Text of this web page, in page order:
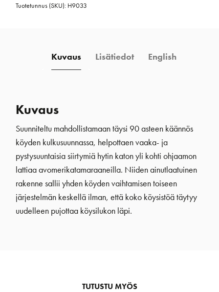
mm
Tuotetunnus (SKU): H9033
Kuvaus Lisätiedot English
Kuvaus
Suunniteltu mahdollistamaan täysi 90 asteen käännös
köyden kulkusuunnassa, helpottaen vaaka- ja
pystysuuntaisia siirtymiä hytin katon yli kohti ohjaamon
lattiaa avomerikatamaraaneilla. Niiden ainutlaatuinen
rakenne sallii yhden köyden vaihtamisen toiseen
järjestelmän keskellä ilman, että koko köysistöä täytyy
uudelleen pujottaa köysilukon läpi.
TUTUSTU MYÖS